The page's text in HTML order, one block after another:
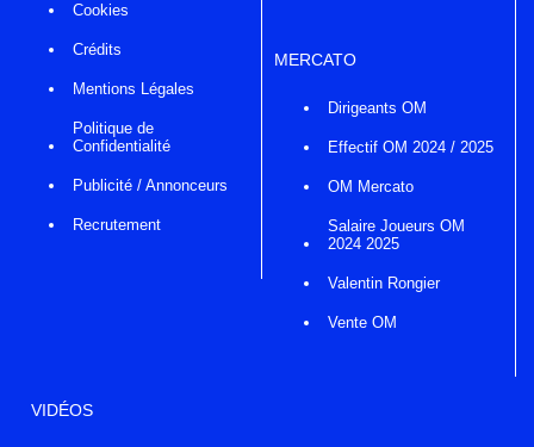
Cookies
Crédits
Mentions Légales
Politique de
Confidentialité
Publicité / Annonceurs
Recrutement
MERCATO
Dirigeants OM
Effectif OM 2024 / 2025
OM Mercato
Salaire Joueurs OM
2024 2025
Valentin Rongier
Vente OM
VIDÉOS